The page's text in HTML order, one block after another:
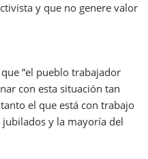
y que no genere valor
“el pueblo trabajador
con esta situación tan
el que está con trabajo
y la mayoría del